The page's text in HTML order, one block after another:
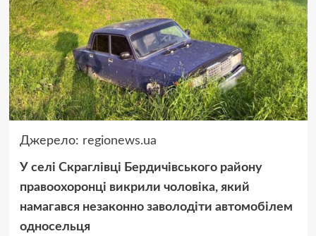
Джерело: regionews.ua
У селі Скраглівці Бердичівського району
правоохоронці викрили чоловіка, який
намагався незаконно заволодіти автомобілем
односельця